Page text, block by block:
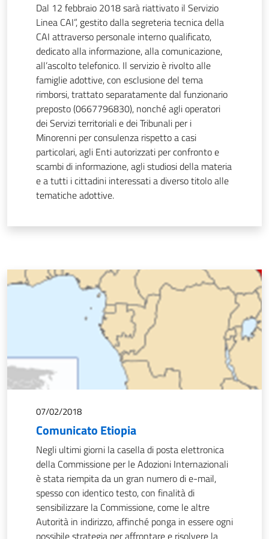
Dal 12 febbraio 2018 sarà riattivato il Servizio
Linea CAI”, gestito dalla segreteria tecnica della
CAI attraverso personale interno qualificato,
dedicato alla informazione, alla comunicazione,
all’ascolto telefonico. Il servizio è rivolto alle
famiglie adottive, con esclusione del tema
rimborsi, trattato separatamente dal funzionario
preposto (0667796830), nonché agli operatori
dei Servizi territoriali e dei Tribunali per i
Minorenni per consulenza rispetto a casi
particolari, agli Enti autorizzati per confronto e
scambi di informazione, agli studiosi della materia
e a tutti i cittadini interessati a diverso titolo alle
tematiche adottive.
07/02/2018
Comunicato Etiopia
Negli ultimi giorni la casella di posta elettronica
della Commissione per le Adozioni Internazionali
è stata riempita da un gran numero di e-mail,
spesso con identico testo, con finalità di
sensibilizzare la Commissione, come le altre
Autorità in indirizzo, affinché ponga in essere ogni
possibile strategia per affrontare e risolvere la